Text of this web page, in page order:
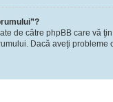
de către phpBB care vă
Dacă aveţi